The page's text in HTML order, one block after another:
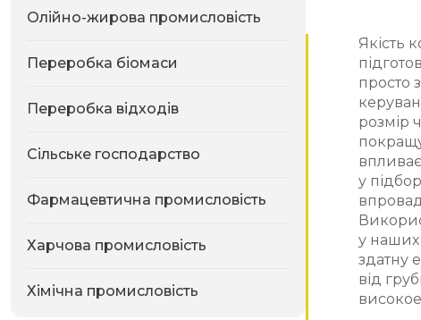
Олійно-жирова промисловість
Переробка біомаси
Переробка відходів
Сільське господарство
Фармацевтична промисловість
Харчова промисловість
Хімічна промисловість
Якість
просто
розмір
у
у наших
здатну
від